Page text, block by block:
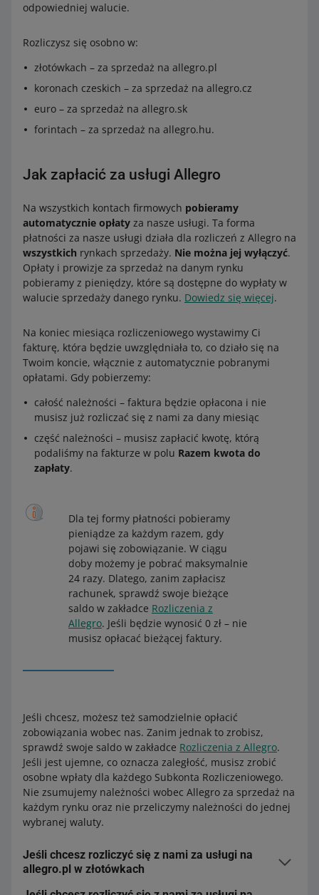
odpowiedniej walucie.
Rozliczysz się osobno w:
złotówkach – za sprzedaż na allegro.pl
koronach czeskich – za sprzedaż na allegro.cz
euro – za sprzedaż na allegro.sk
forintach – za sprzedaż na allegro.hu.
Jak zapłacić za usługi Allegro
Na wszystkich kontach firmowych pobieramy
automatycznie opłaty za nasze usługi. Ta forma
płatności za nasze usługi działa dla rozliczeń z Allegro na
wszystkich rynkach sprzedaży. Nie można jej wyłączyć.
Opłaty i prowizje za sprzedaż na danym rynku
pobieramy z pieniędzy, które są dostępne do wypłaty w
walucie sprzedaży danego rynku. Dowiedz się więcej.
Na koniec miesiąca rozliczeniowego wystawimy Ci
fakturę, która będzie uwzględniała to, co działo się na
Twoim koncie, włącznie z automatycznie pobranymi
opłatami. Gdy pobierzemy:
całość należności – faktura będzie opłacona i nie
musisz już rozliczać się z nami za dany miesiąc
część należności – musisz zapłacić kwotę, którą
podaliśmy na fakturze w polu Razem kwota do
zapłaty.
Dla tej formy płatności pobieramy
pieniądze za każdym razem, gdy
pojawi się zobowiązanie. W ciągu
doby możemy je pobrać maksymalnie
24 razy. Dlatego, zanim zapłacisz
rachunek, sprawdź swoje bieżące
saldo w zakładce Rozliczenia z
Allegro. Jeśli będzie wynosić 0 zł – nie
musisz opłacać bieżącej faktury.
Jeśli chcesz, możesz też samodzielnie opłacić
zobowiązania wobec nas. Zanim jednak to zrobisz,
sprawdź swoje saldo w zakładce Rozliczenia z Allegro.
Jeśli jest ujemne, co oznacza zaległość, musisz zrobić
osobne wpłaty dla każdego Subkonta Rozliczeniowego.
Nie zsumujemy należności wobec Allegro za sprzedaż na
każdym rynku oraz nie przeliczymy należności do jednej
wybranej waluty.
Jeśli chcesz rozliczyć się z nami za usługi na
allegro.pl w złotówkach